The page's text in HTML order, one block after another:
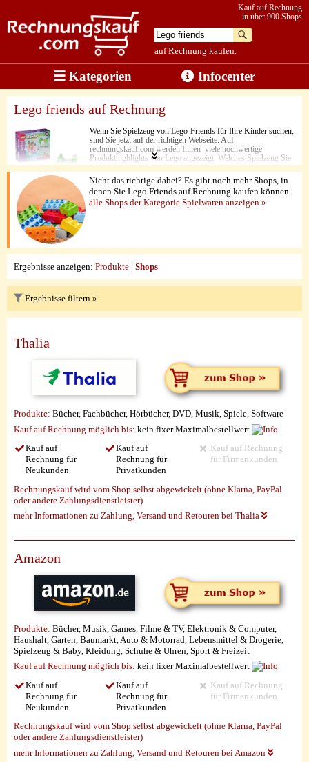
auf Rechnung kaufen.
Kauf auf Rechnung
in über 900 Shops
Kategorien Infocenter
Lego friends auf Rechnung
Wenn Sie Spielzeug von Lego-Friends für Ihre Kinder suchen,
sind Sie jetzt auf der richtigen Webseite. Auf
rechnungskauf.com werden Ihnen viele hochwertige
Produkthighlights von Lego angezeigt. Welches Spielzeug Sie
auch haben möchten, in nur ein paar Augenblicken ist das
richtige Lego-Spielzeug auf dem Weg zu Ihnen. Und es sind
nicht nur die günstigen Preise, die überzeugen. Auch die Quali
und die abwechslungsreichen Themenwelten sind hier
überzeugend. Der sichere und einfache Rechnungskauf ist hier
Nicht das richtige dabei? Es gibt noch mehr Shops, in
denen Sie Lego Friends auf Rechnung kaufen können.
alle Shops der Kategorie Spielwaren anzeigen »
Ergebnisse anzeigen: Produkte | Shops
Ergebnisse filtern »
Thalia
Produkte: Bücher, Fachbücher, Hörbücher, DVD, Musik, Spiele, Software
Kauf auf Rechnung möglich bis: kein fixer Maximalbestellwert
Kauf auf
Rechnung für
Neukunden
Kauf auf
Rechnung für
Privatkunden
Kauf auf Rechnung
für Firmenkunden
Rechnungskauf wird vom Shop selbst abgewickelt (ohne Klarna, PayPal
oder andere Zahlungsdienstleister)
mehr Informationen zu Zahlung, Versand und Retouren bei Thalia
Amazon
Produkte: Bücher, Musik, Games, Filme & TV, Elektronik & Computer,
Haushalt, Garten, Baumarkt, Auto & Motorrad, Lebensmittel & Drogerie,
Spielzeug & Baby, Kleidung, Schuhe & Uhren, Sport & Freizeit
Kauf auf Rechnung möglich bis: kein fixer Maximalbestellwert
Kauf auf
Rechnung für
Neukunden
Kauf auf
Rechnung für
Privatkunden
Kauf auf Rechnung
für Firmenkunden
Rechnungskauf wird vom Shop selbst abgewickelt (ohne Klarna, PayPal
oder andere Zahlungsdienstleister)
mehr Informationen zu Zahlung, Versand und Retouren bei Amazon